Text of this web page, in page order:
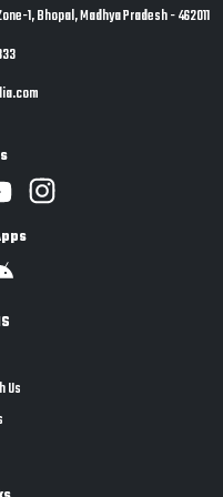
1, Bhopal, Madhya Pradesh - 462011
Us